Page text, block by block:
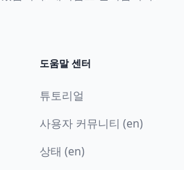
도움말 센터
튜토리얼
사용자 커뮤니티 (en)
상태 (en)